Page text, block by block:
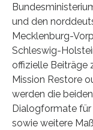
und den
Mecklenburg-
Schleswig-
offizielle Beiträge
Mission Restore
werden die
Dialogformate für
sowie weitere